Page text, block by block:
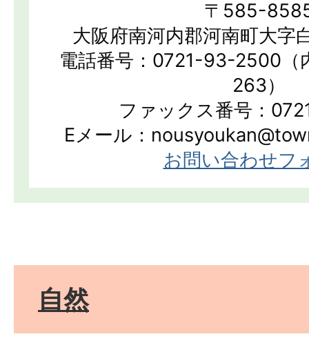
〒585-
大阪府南河内郡河南町大字
電話番号：0721-93-2500（
263）
ファックス番号：
Eメール：
お問い合わせフ
自然